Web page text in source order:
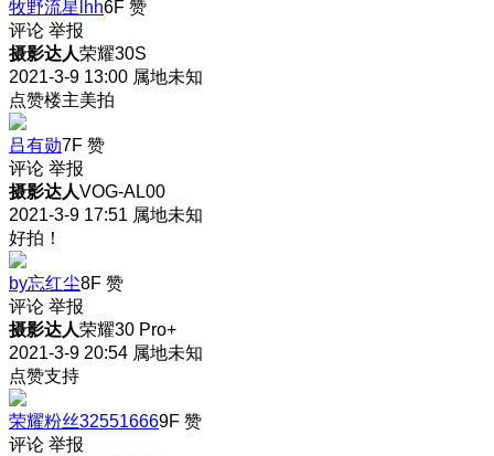
牧野流星lhh6F 赞
评论 举报
摄影达人荣耀30S
2021-3-9 13:00 属地未知
点赞楼主美拍
吕有勋7F 赞
评论 举报
摄影达人VOG-AL00
2021-3-9 17:51 属地未知
好拍！
by忘红尘8F 赞
评论 举报
摄影达人荣耀30 Pro+
2021-3-9 20:54 属地未知
点赞支持
荣耀粉丝325516669F 赞
评论 举报